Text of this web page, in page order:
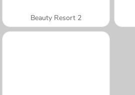
Beauty Resort 2